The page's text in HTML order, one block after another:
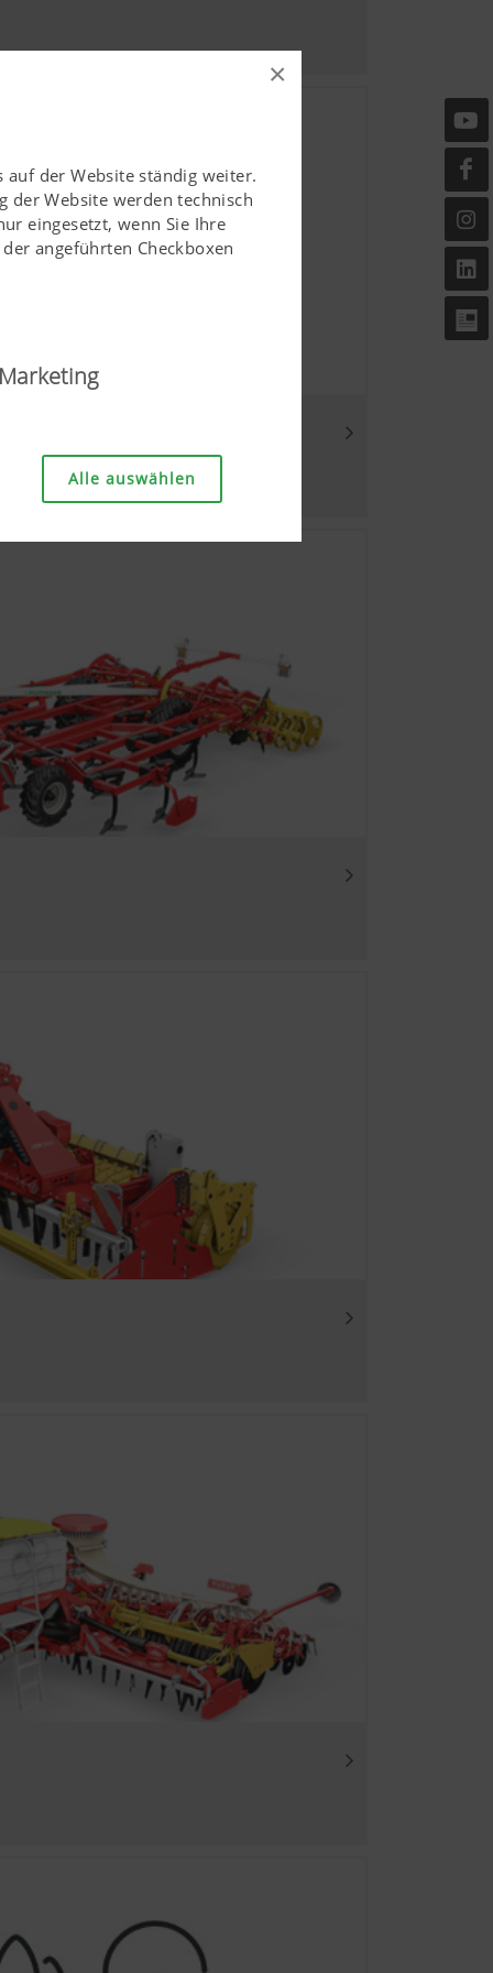
×
der Website ständig weiter.
der Website werden technisch
eingesetzt, wenn Sie Ihre
angeführten Checkboxen
und userfreundlich
als auch die richtige
6 Monate
6 Monate
verbessern. Daher
welche Inhalte unserer
Inhalte auf Ihr
erweiterten
über die
Nähere
6 Monate
Alle auswählen